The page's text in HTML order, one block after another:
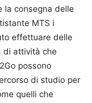
la consegna delle
MTS i
effettuare delle
di attività che
possono
di studio per
quelli che